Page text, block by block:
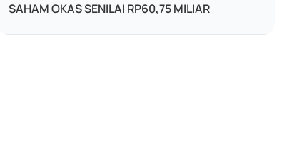
SAHAM OKAS SENILAI RP60,75 MILIAR